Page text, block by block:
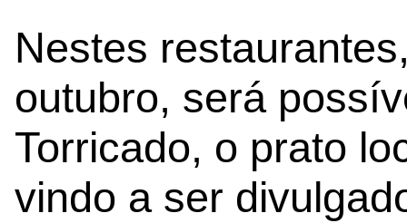
Nestes
outubro, será
Torricado, o prato
vindo a ser